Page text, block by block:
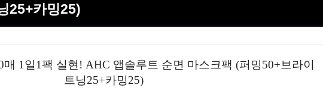
25+카밍25)
1일1팩 실현! AHC 앱솔루트 순면 마스크팩 (퍼밍50+브라이
트닝25+카밍25)